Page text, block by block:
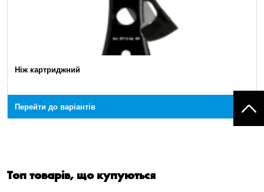
Ніж картриджний
Перейти до варіантів
Топ товарів, що купуються